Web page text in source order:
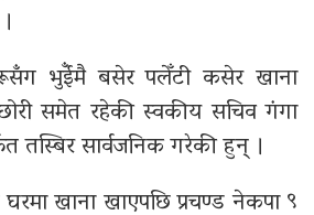
भुईँमै बसेर पलेँटी कसेर खाना
समेत रहेकी स्वकीय सचिव गंगा
तस्बिर सार्वजनिक गरेकी हुन् ।
घरमा खाना खाएपछि प्रचण्ड नेकपा ९